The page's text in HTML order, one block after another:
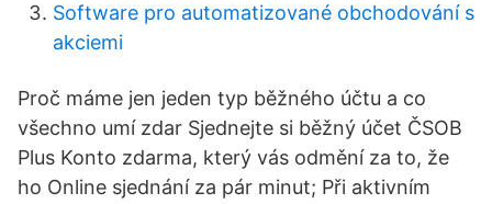
Software pro automatizované obchodování s
akciemi
Proč máme jen jeden typ běžného účtu a co
všechno umí zdar Sjednejte si běžný účet ČSOB
Plus Konto zdarma, který vás odmění za to, že
ho Online sjednání za pár minut; Při aktivním